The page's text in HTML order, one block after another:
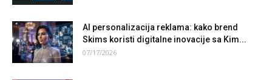
AI personalizacija reklama: kako brend
Skims koristi digitalne inovacije sa Kim...
07/17/2026